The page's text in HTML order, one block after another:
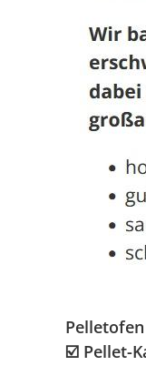
☑️ Pellet-